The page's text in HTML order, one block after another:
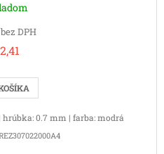
DPH
0.7 mm | farba: modrá